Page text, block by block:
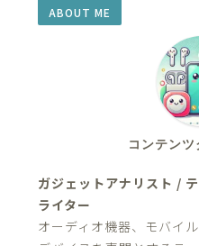
ABOUT ME
コンテン
ガジェットアナリスト /
ライター
オーディオ機器、モバイ